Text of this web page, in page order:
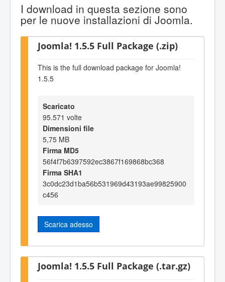
I download in questa sezione sono
per le nuove installazioni di Joomla.
Joomla! 1.5.5 Full Package (.zip)
This is the full download package for Joomla!
1.5.5
Scaricato
95.571 volte
Dimensioni file
5,75 MB
Firma MD5
56f4f7b6397592ec3867f169868bc368
Firma SHA1
3c0dc23d1ba56b531969d43193ae99825900
c456
Scarica adesso
Joomla! 1.5.5 Full Package (.tar.gz)